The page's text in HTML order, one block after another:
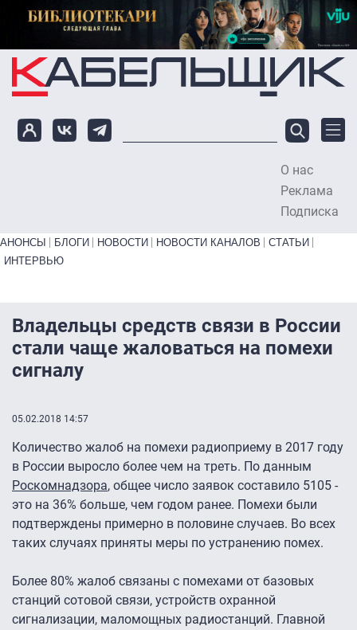
Перейти к основному содержанию
О нас
Реклама
Подписка
Primary links bottom
АНОНСЫ БЛОГИ НОВОСТИ НОВОСТИ КАНАЛОВ
СТАТЬИ
ИНТЕРВЬЮ
Владельцы средств связи в России
стали чаще жаловаться на помехи
сигналу
05.02.2018 14:57
Количество жалоб на помехи радиоприему в 2017 году
в России выросло более чем на треть. По данным
Роскомнадзора, общее число заявок составило 5105 -
это на 36% больше, чем годом ранее. Помехи были
подтверждены примерно в половине случаев. Во всех
таких случаях приняты меры по устранению помех.
Более 80% жалоб связаны с помехами от базовых
станций сотовой связи, устройств охранной
сигнализации, маломощных радиостанций. Главной